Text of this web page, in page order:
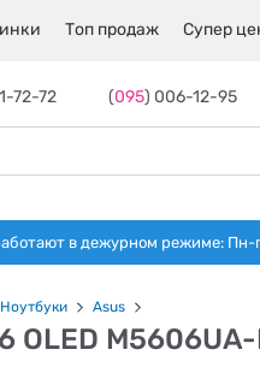
Топ продаж Супер
72-72 (095) 006-12-95
в дежурном режиме: Пн-
Ноутбуки Asus
OLED